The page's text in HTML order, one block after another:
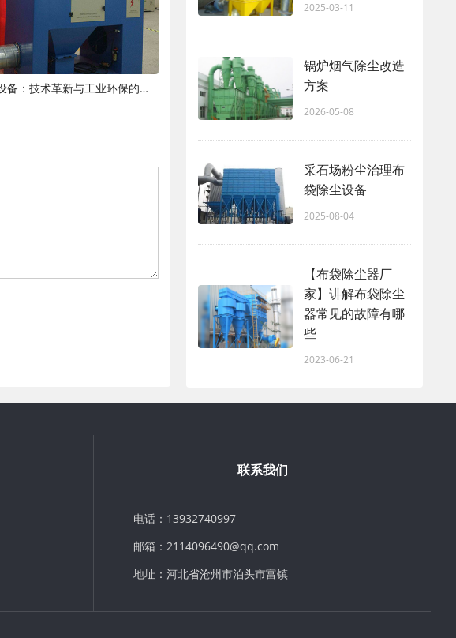
现代粉尘处理设备：技术革新与工业环保的新篇章
2025-03-11
锅炉烟气除尘改造
方案
2026-05-08
采石场粉尘治理布
袋除尘设备
2025-08-04
【布袋除尘器厂
家】讲解布袋除尘
器常见的故障有哪
些
2023-06-21
联系我们
电话：13932740997
邮箱：2114096490@qq.com
地址：河北省沧州市泊头市富镇